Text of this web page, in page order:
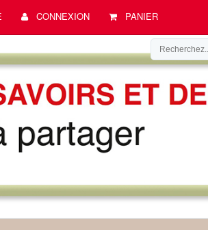
CONNEXION PANIER